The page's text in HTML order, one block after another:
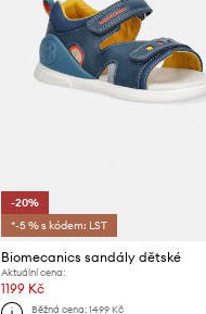
-20%
*-5 % s kódem: LST
Biomecanics sandály dětské
Aktuální cena:
1199 Kč
Běžná cena: 1499 Kč